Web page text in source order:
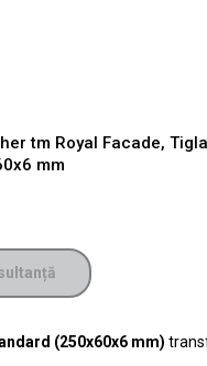
tm Royal Facade,
mm
(250x60x6 mm)